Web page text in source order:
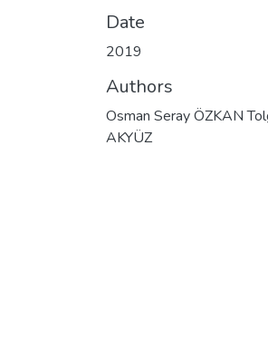
Date
2019
Authors
Osman Seray ÖZKAN
AKYÜZ